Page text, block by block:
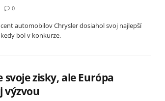
0
automobilov Chrysler dosiahol svoj najlepší
bol v konkurze.
zisky, ale Európa
výzvou